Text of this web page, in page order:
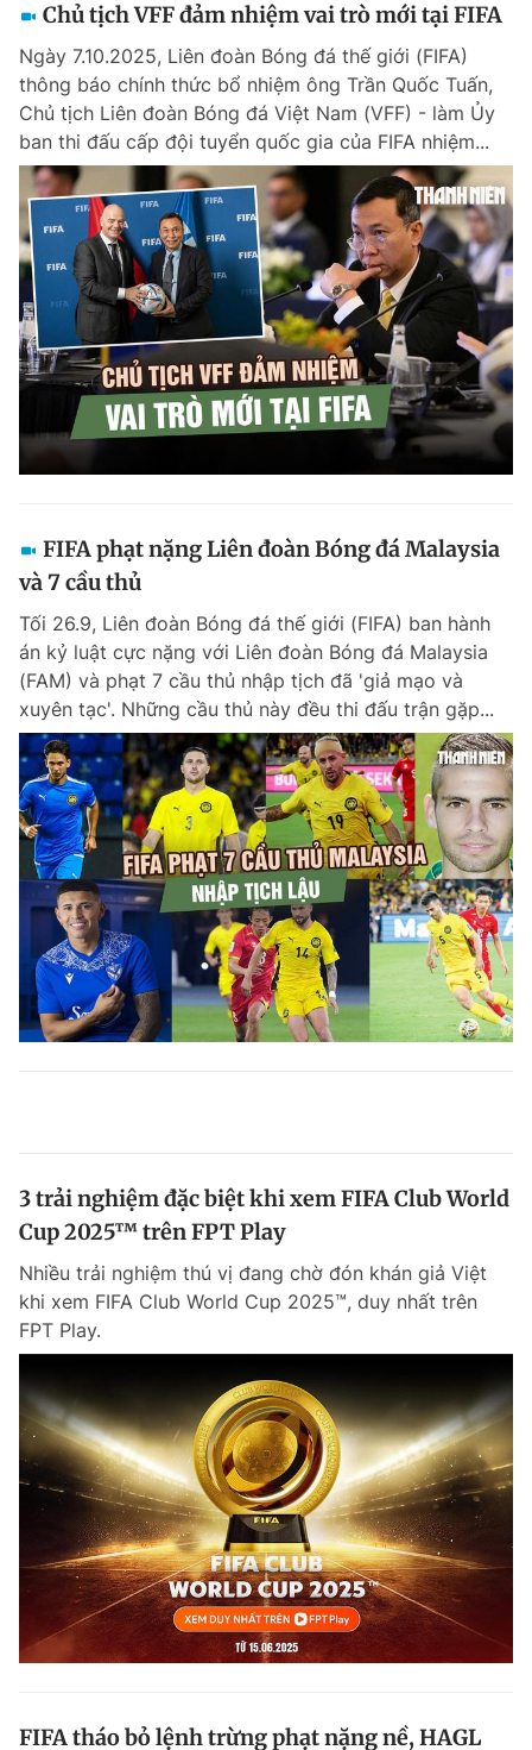
Chủ tịch VFF đảm nhiệm vai trò mới tại FIFA
Ngày 7.10.2025, Liên đoàn Bóng đá thế giới (FIFA)
thông báo chính thức bổ nhiệm ông Trần Quốc Tuấn,
Chủ tịch Liên đoàn Bóng đá Việt Nam (VFF) - làm Ủy
ban thi đấu cấp đội tuyển quốc gia của FIFA nhiệm...
FIFA phạt nặng Liên đoàn Bóng đá Malaysia
và 7 cầu thủ
Tối 26.9, Liên đoàn Bóng đá thế giới (FIFA) ban hành
án kỷ luật cực nặng với Liên đoàn Bóng đá Malaysia
(FAM) và phạt 7 cầu thủ nhập tịch đã 'giả mạo và
xuyên tạc'. Những cầu thủ này đều thi đấu trận gặp...
3 trải nghiệm đặc biệt khi xem FIFA Club World
Cup 2025™ trên FPT Play
Nhiều trải nghiệm thú vị đang chờ đón khán giả Việt
khi xem FIFA Club World Cup 2025™, duy nhất trên
FPT Play.
FIFA tháo bỏ lệnh trừng phạt nặng nề, HAGL